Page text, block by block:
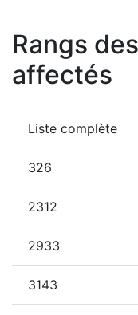
Rangs
affectés
Liste complète
326
2312
2933
3143